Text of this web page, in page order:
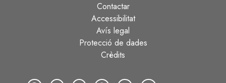
Contactar
Accessibilitat
Avís legal
Protecció de dades
Crèdits